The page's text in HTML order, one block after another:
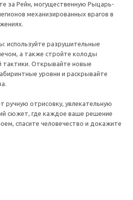
за Рейн, могущественную Рыцарь-
механизированных врагов в
используйте разрушительные
а также стройте колоды
тактики. Открывайте новые
уровни и раскрывайте
ручную отрисовку, увлекательную
сюжет, где каждое ваше решение
спасите человечество и докажите